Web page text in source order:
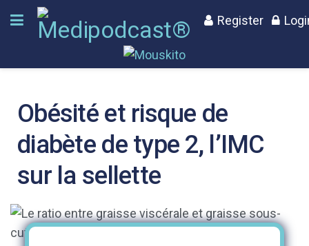
Register
Obésité et risque de
diabète de type 2, l’IMC
sur la sellette